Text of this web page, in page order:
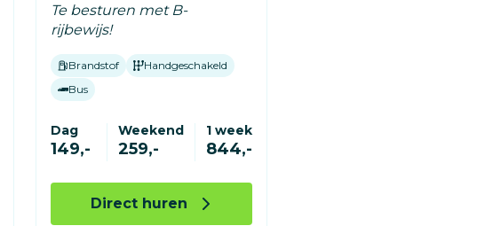
Te besturen met B-
rijbewijs!
Brandstof
Handgeschakeld
Bus
Dag
149,-
Weekend
259,-
1 week
844,-
Direct huren